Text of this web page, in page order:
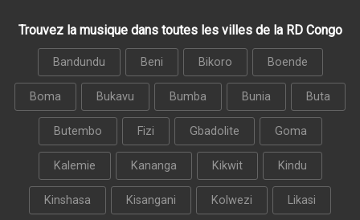
Trouvez la musique dans toutes les villes de la RD Congo
Bandundu Beni Bikoro Boende
Boma Bukavu Bumba Bunia Buta
Butembo Fizi Gbadolite Goma
Kalemie Kananga Kikwit Kindu
Kinshasa Kisangani Kolwezi Likasi